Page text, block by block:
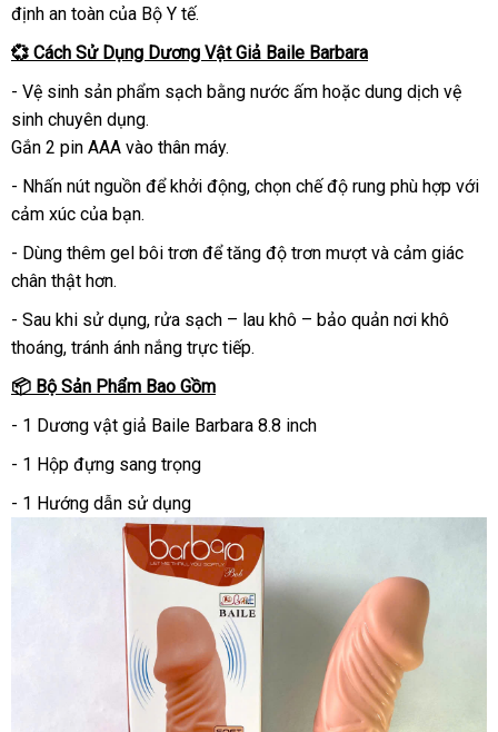
định an toàn của Bộ Y tế.
💞 Cách Sử Dụng Dương Vật Giả Baile Barbara
- Vệ sinh sản phẩm sạch bằng nước ấm hoặc dung dịch vệ
sinh chuyên dụng.
Gắn 2 pin AAA vào thân máy.
- Nhấn nút nguồn để khởi động, chọn chế độ rung phù hợp với
cảm xúc của bạn.
- Dùng thêm gel bôi trơn để tăng độ trơn mượt và cảm giác
chân thật hơn.
- Sau khi sử dụng, rửa sạch – lau khô – bảo quản nơi khô
thoáng, tránh ánh nắng trực tiếp.
📦 Bộ Sản Phẩm Bao Gồm
- 1 Dương vật giả Baile Barbara 8.8 inch
- 1 Hộp đựng sang trọng
- 1 Hướng dẫn sử dụng